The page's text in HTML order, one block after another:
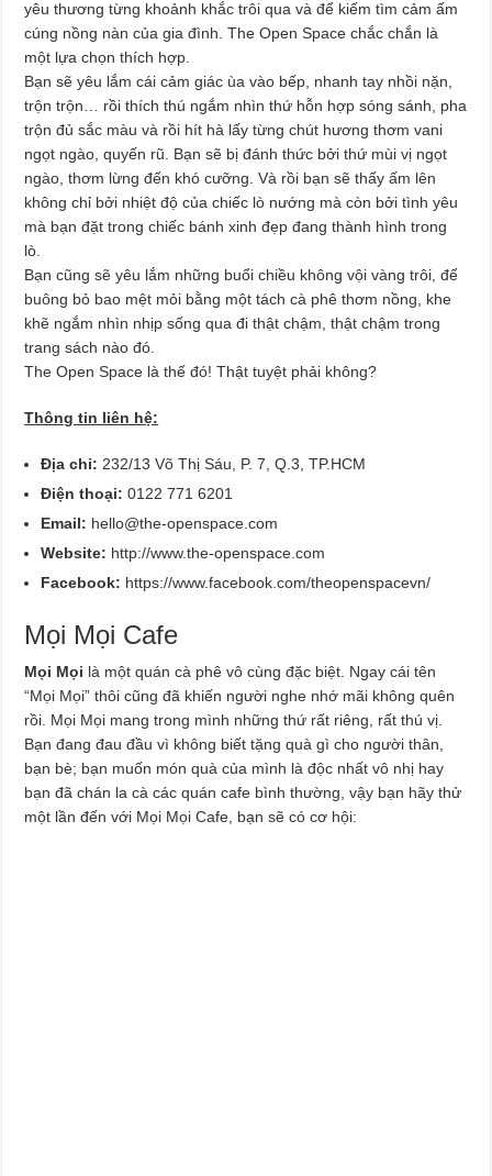
yêu thương từng khoảnh khắc trôi qua và để kiếm tìm cảm ấm
cúng nồng nàn của gia đình. The Open Space chắc chắn là
một lựa chọn thích hợp.
Bạn sẽ yêu lắm cái cảm giác ùa vào bếp, nhanh tay nhồi nặn,
trộn trộn… rồi thích thú ngắm nhìn thứ hỗn hợp sóng sánh, pha
trộn đủ sắc màu và rồi hít hà lấy từng chút hương thơm vani
ngọt ngào, quyến rũ. Bạn sẽ bị đánh thức bởi thứ mùi vị ngọt
ngào, thơm lừng đến khó cưỡng. Và rồi bạn sẽ thấy ấm lên
không chỉ bởi nhiệt độ của chiếc lò nướng mà còn bởi tình yêu
mà bạn đặt trong chiếc bánh xinh đẹp đang thành hình trong
lò.
Bạn cũng sẽ yêu lắm những buổi chiều không vội vàng trôi, để
buông bỏ bao mệt mỏi bằng một tách cà phê thơm nồng, khe
khẽ ngắm nhìn nhịp sống qua đi thật chậm, thật chậm trong
trang sách nào đó.
The Open Space là thế đó! Thật tuyệt phải không?
Thông tin liên hệ:
Địa chỉ: 232/13 Võ Thị Sáu, P. 7, Q.3, TP.HCM
Điện thoại:0122 771 6201
Email: hello@the-openspace.com
Website: http://www.the-openspace.com
Facebook: https://www.facebook.com/theopenspacevn/
Mọi Mọi Cafe
Mọi Mọi là một quán cà phê vô cùng đặc biệt. Ngay cái tên
“Mọi Mọi” thôi cũng đã khiến người nghe nhớ mãi không quên
rồi. Mọi Mọi mang trong mình những thứ rất riêng, rất thú vị.
Bạn đang đau đầu vì không biết tặng quà gì cho người thân,
bạn bè; bạn muốn món quà của mình là độc nhất vô nhị hay
bạn đã chán la cà các quán cafe bình thường, vậy bạn hãy thử
một lần đến với Mọi Mọi Cafe, bạn sẽ có cơ hội: